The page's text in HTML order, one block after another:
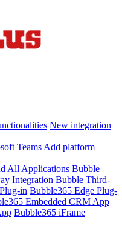
New integration
Teams Add platform
All Applications Bubble
Integration Bubble Third-
in Bubble365 Edge Plug-
Embedded CRM App
Bubble365 iFrame